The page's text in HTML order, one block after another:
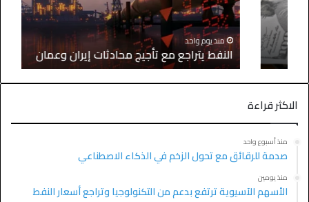
منذ يوم واحد
النفط يتراجع مع تأجيج محادثات إيران وعمان
الاكثر قراءة
منذ أسبوع واحد
صدمة للرقائق مع تحول الزخم في الذكاء الاصطناعي
منذ يومين
الأسهم الآسيوية ترتفع بدعم من التكنولوجيا وتراجع أسعار النفط